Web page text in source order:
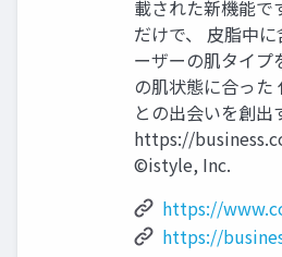
載された新機能で
だけで、 皮脂中
ーザーの肌タイプ
の肌状態に合っ
との出会いを創
https://
©istyle, Inc.
https://
https://